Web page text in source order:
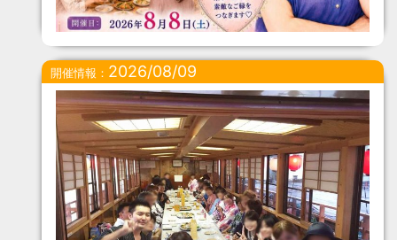
開催情報： 2026/08/09